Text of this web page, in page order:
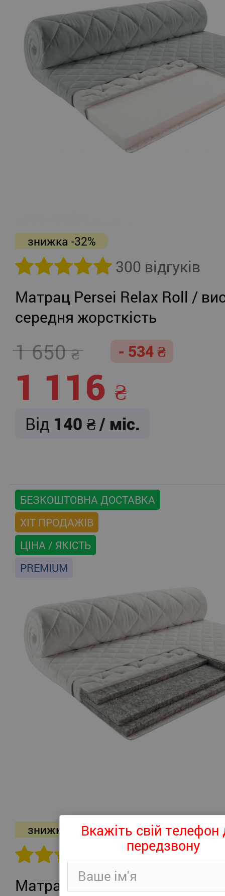
знижка -32%
300 відгуків
Матрац Persei Relax Roll /
середня жорсткість
1 650 - 534
1 116
Від 140 / міс.
БЕЗКОШТОВНА ДОСТАВКА
ХІТ ПРОДАЖІВ
ЦІНА / ЯКІСТЬ
PREMIUM
знижка -26%
302 відгуків
Матрац Persei Roll Air UP
Вкажіть свій телефон
передзвону